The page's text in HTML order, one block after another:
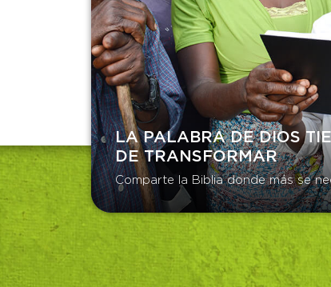
LA PALABRA DE DIOS
DE TRANSFORMAR​
Comparte la Biblia donde más se